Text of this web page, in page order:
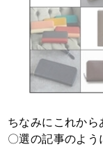
ちなみにこれか
〇選の記事のよう